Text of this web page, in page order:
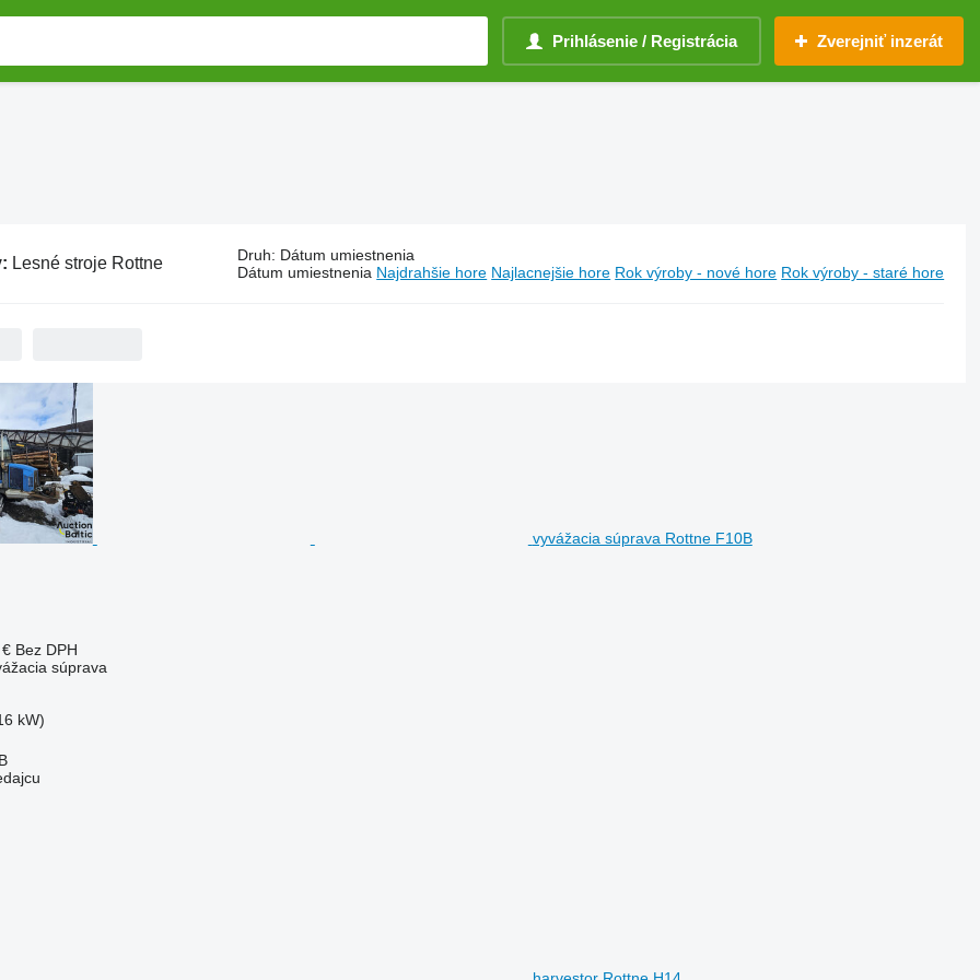
Prihlásenie / Registrácia Zverejniť inzerát
Lesné stroje Rottne Druh: Dátum umiestnenia
Dátum umiestnenia Najdrahšie hore Najlacnejšie hore Rok výroby - nové hore Rok výroby - staré hore
vyvážacia súprava Rottne F10B
Bez DPH
súprava
kW)